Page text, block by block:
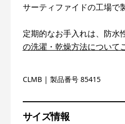
サーティファイドの工場で
定期的なお手入れは、防水
の洗濯・乾燥方法について
Clement Blue
CLMB | 製品番号 85415
サイズ情報